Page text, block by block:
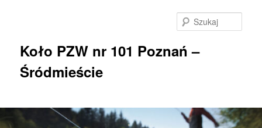
Koło PZW nr 101 Poznań –
Śródmieście